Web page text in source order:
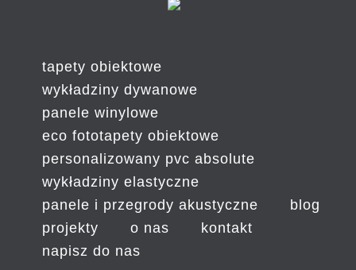
tapety obiektowe
wykładziny dywanowe
panele winylowe
eco fototapety obiektowe
personalizowany pvc absolute
wykładziny elastyczne
panele i przegrody akustyczne
blog
projekty
o nas
kontakt
napisz do nas